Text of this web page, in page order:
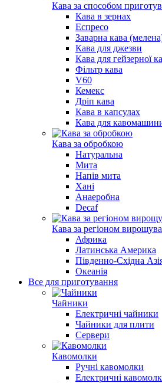
Кава за способом
Кава в зернах
Еспресо
Заварна кава
Кава для джезви
Кава для гейзерної
Фільтр кава
V60
Кемекс
Дріп кава
Кава в капсулах
Кава для
Кава за обробкою
Натуральна
Мита
Напів мита
Хані
Анаеробна
Decaf
Кава за регіоном
Африка
Латинська Америка
Південно-Східна
Океанія
Все для приготування
Чайники
Електричні чайники
Чайники для плити
Сервери
Кавомолки
Ручні кавомолки
Електричні